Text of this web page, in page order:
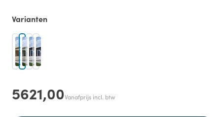
Varianten
5621,00Vanafprijs incl. btw